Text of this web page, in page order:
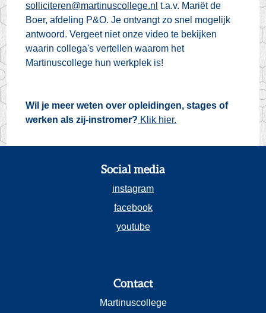
solliciteren@martinuscollege.nl t.a.v. Mariët de
Boer, afdeling P&O. Je ontvangt zo snel mogelijk
antwoord. Vergeet niet onze video te bekijken
waarin collega's vertellen waarom het
Martinuscollege hun werkplek is!
Wil je meer weten over opleidingen, stages of
werken als zij-instromer? Klik hier.
Social media
instagram
facebook
youtube
Contact
Martinuscollege